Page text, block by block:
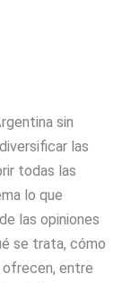
sin
las
todas las
lo que
las opiniones
se trata, cómo
ofrecen, entre